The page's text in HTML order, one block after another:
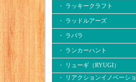
・ ラッキークラフト
・ ラッドルアーズ
・ ラパラ
・ ランカーハント
・ リューギ（RYUGI）
・ リアクションイノベーショ